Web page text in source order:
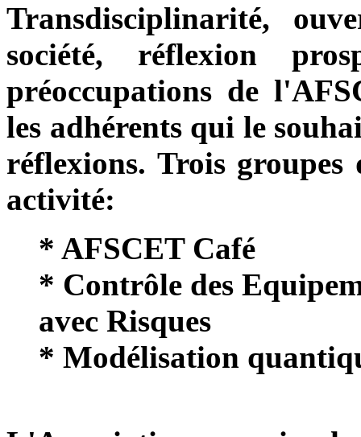
Transdisciplinarité,
société, réflexion
préoccupations de
les adhérents qui le
réflexions. Trois
activité:
* AFSCET Café
* Contrôle des
avec Risques
* Modélisation